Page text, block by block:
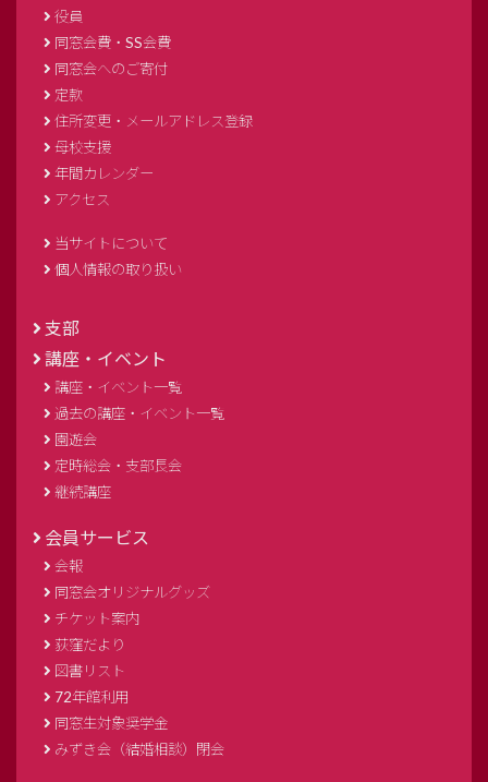
役員
同窓会費・SS会費
同窓会へのご寄付
定款
住所変更・メールアドレス登録
母校支援
年間カレンダー
アクセス
当サイトについて
個人情報の取り扱い
支部
講座・イベント
講座・イベント一覧
過去の講座・イベント一覧
園遊会
定時総会・支部長会
継続講座
会員サービス
会報
同窓会オリジナルグッズ
チケット案内
荻窪だより
図書リスト
72年館利用
同窓生対象奨学金
みずき会（結婚相談）閉会